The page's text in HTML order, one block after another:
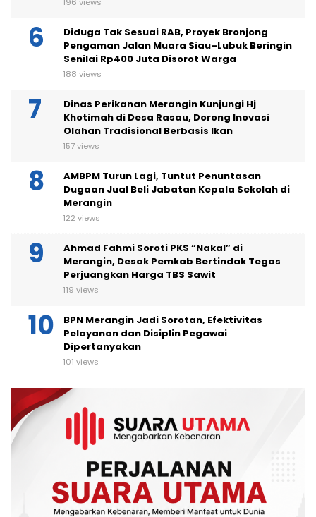
196 views
Diduga Tak Sesuai RAB, Proyek Bronjong
Pengaman Jalan Muara Siau–Lubuk Beringin
Senilai Rp400 Juta Disorot Warga
188 views
Dinas Perikanan Merangin Kunjungi Hj
Khotimah di Desa Rasau, Dorong Inovasi
Olahan Tradisional Berbasis Ikan
157 views
AMBPM Turun Lagi, Tuntut Penuntasan
Dugaan Jual Beli Jabatan Kepala Sekolah di
Merangin
122 views
Ahmad Fahmi Soroti PKS “Nakal” di
Merangin, Desak Pemkab Bertindak Tegas
Perjuangkan Harga TBS Sawit
119 views
BPN Merangin Jadi Sorotan, Efektivitas
Pelayanan dan Disiplin Pegawai
Dipertanyakan
101 views